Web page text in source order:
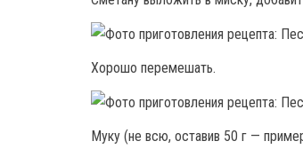
Хорошо перемешать.
Муку (не всю, оставив 50 г —